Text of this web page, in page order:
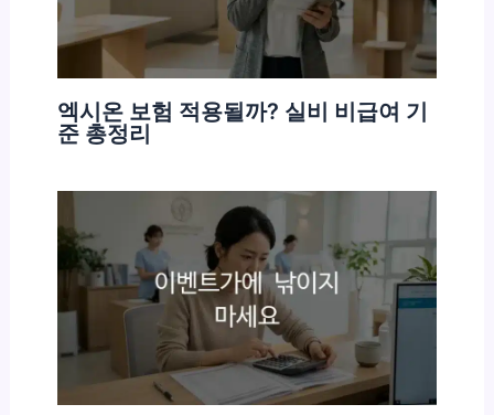
엑시온 보험 적용될까? 실비 비급여 기
준 총정리